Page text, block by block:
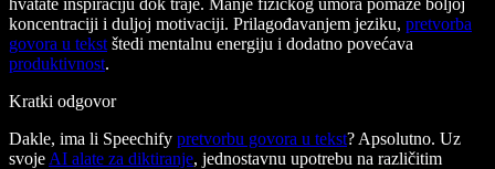
hvatate inspiraciju dok traje. Manje fizičkog umora pomaže boljoj
koncentraciji i duljoj motivaciji. Prilagođavanjem jeziku, pretvorba
govora u tekst štedi mentalnu energiju i dodatno povećava
produktivnost.
Kratki odgovor
Dakle, ima li Speechify pretvorbu govora u tekst? Apsolutno. Uz
svoje AI alate za diktiranje, jednostavnu upotrebu na različitim